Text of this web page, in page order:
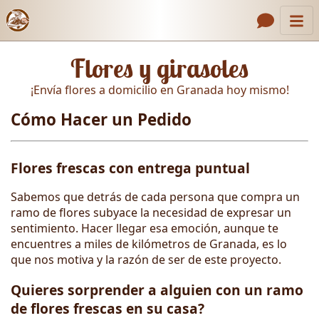
Enlaces de encabezado
Contacto
Galería
Flores y girasoles
¡Envía flores a domicilio en Granada hoy mismo!
Cómo Hacer un Pedido
Flores frescas con entrega puntual
Sabemos que detrás de cada persona que compra un
ramo de flores subyace la necesidad de expresar un
sentimiento. Hacer llegar esa emoción, aunque te
encuentres a miles de kilómetros de Granada, es lo
que nos motiva y la razón de ser de este proyecto.
Quieres sorprender a alguien con un ramo
de flores frescas en su casa?